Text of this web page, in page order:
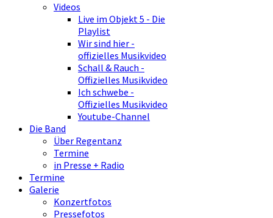
Videos
Live im Objekt 5 - Die
Playlist
Wir sind hier -
offizielles Musikvideo
Schall & Rauch -
Offizielles Musikvideo
Ich schwebe -
Offizielles Musikvideo
Youtube-Channel
Die Band
Über Regentanz
Termine
in Presse + Radio
Termine
Galerie
Konzertfotos
Pressefotos